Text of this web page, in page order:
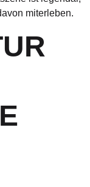
miterleben.